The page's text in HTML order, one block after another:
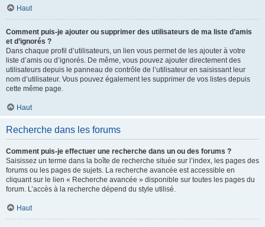
Haut
Comment puis-je ajouter ou supprimer des utilisateurs de ma liste d’amis
et d’ignorés ?
Dans chaque profil d’utilisateurs, un lien vous permet de les ajouter à votre
liste d’amis ou d’ignorés. De même, vous pouvez ajouter directement des
utilisateurs depuis le panneau de contrôle de l’utilisateur en saisissant leur
nom d’utilisateur. Vous pouvez également les supprimer de vos listes depuis
cette même page.
Haut
Recherche dans les forums
Comment puis-je effectuer une recherche dans un ou des forums ?
Saisissez un terme dans la boîte de recherche située sur l’index, les pages des
forums ou les pages de sujets. La recherche avancée est accessible en
cliquant sur le lien « Recherche avancée » disponible sur toutes les pages du
forum. L’accès à la recherche dépend du style utilisé.
Haut